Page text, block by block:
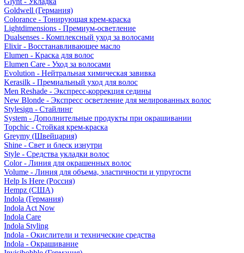
Goldwell (Германия)
Colorance - Тонирующая крем-краска
Lightdimensions - Премиум-осветление
Dualsenses - Комплексный уход за волосами
Elixir - Восстанавливающее масло
Elumen - Краска для волос
Elumen Care - Уход за волосами
Evolution - Нейтральная химическая завивка
Kerasilk - Премиальный уход для волос
Men Reshade - Экспресс-коррекция седины
New Blonde - Экспресс осветление для мелированных волос
Stylesign - Стайлинг
System - Дополнительные продукты при окрашивании
Topchic - Стойкая крем-краска
Greymy (Швейцария)
Shine - Свет и блеск изнутри
Style - Средства укладки волос
Color - Линия для окрашенных волос
Volume - Линия для объема, эластичности и упругости
Help Is Here (Россия)
Hempz (США)
Indola (Германия)
Indola Act Now
Indola Care
Indola Styling
Indola - Окислители и технические средства
Indola - Окрашивание